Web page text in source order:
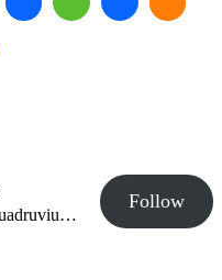
@quadruvium.club@quadruvium.club
Follow